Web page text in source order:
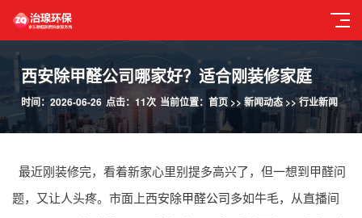
西安除甲醛公司哪家好？适合刚装修家庭
当前位置： 首页>> 新闻动态>>行业新闻
时间：2026-06-26 点击：11次
最近刚装修完，看着新家心里别提多高兴了，但一想到甲醛问
题，又让人头疼。市面上西安除甲醛公司多如牛毛，从直播间